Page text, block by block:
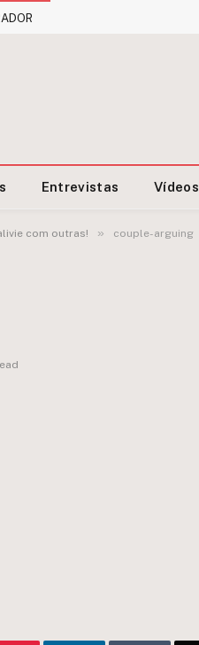
Entrevistas Vídeos
com outras! » couple-arguing